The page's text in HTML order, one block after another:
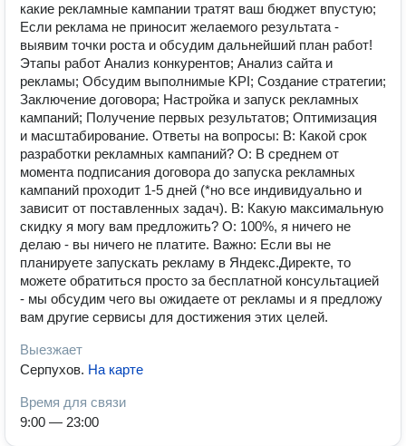
какие рекламные кампании тратят ваш бюджет впустую;
Если реклама не приносит желаемого результата -
выявим точки роста и обсудим дальнейший план работ!
Этапы работ Анализ конкурентов; Анализ сайта и
рекламы; Обсудим выполнимые KPI; Создание стратегии;
Заключение договора; Настройка и запуск рекламных
кампаний; Получение первых результатов; Оптимизация
и масштабирование. Ответы на вопросы: В: Какой срок
разработки рекламных кампаний? О: В среднем от
момента подписания договора до запуска рекламных
кампаний проходит 1-5 дней (*но все индивидуально и
зависит от поставленных задач). В: Какую максимальную
скидку я могу вам предложить? О: 100%, я ничего не
делаю - вы ничего не платите. Важно: Если вы не
планируете запускать рекламу в Яндекс.Директе, то
можете обратиться просто за бесплатной консультацией
- мы обсудим чего вы ожидаете от рекламы и я предложу
вам другие сервисы для достижения этих целей.
Выезжает
Серпухов. На карте
Время для связи
9:00 — 23:00